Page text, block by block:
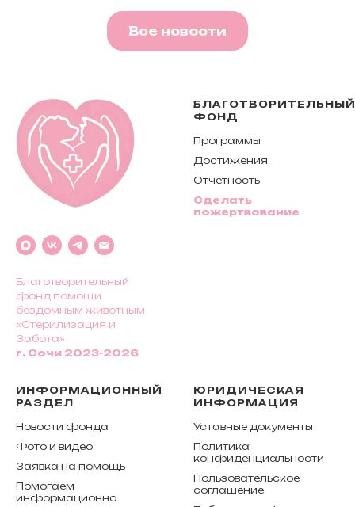
Все новости
Благотворительный
фонд помощи
бездомным животным
«Стерилизация и
Забота»
г. Сочи 2023-2026
БЛАГОТВОРИТЕЛЬНЫЙ
ФОНД
Программы
Достижения
Отчетность
Сделать
пожертвование
ИНФОРМАЦИОННЫЙ
РАЗДЕЛ
Новости фонда
Фото и видео
Заявка на помощь
Помогаем
информационно
ЮРИДИЧЕСКАЯ
ИНФОРМАЦИЯ
Уставные документы
Политика
конфиденциальности
Пользовательское
соглашение